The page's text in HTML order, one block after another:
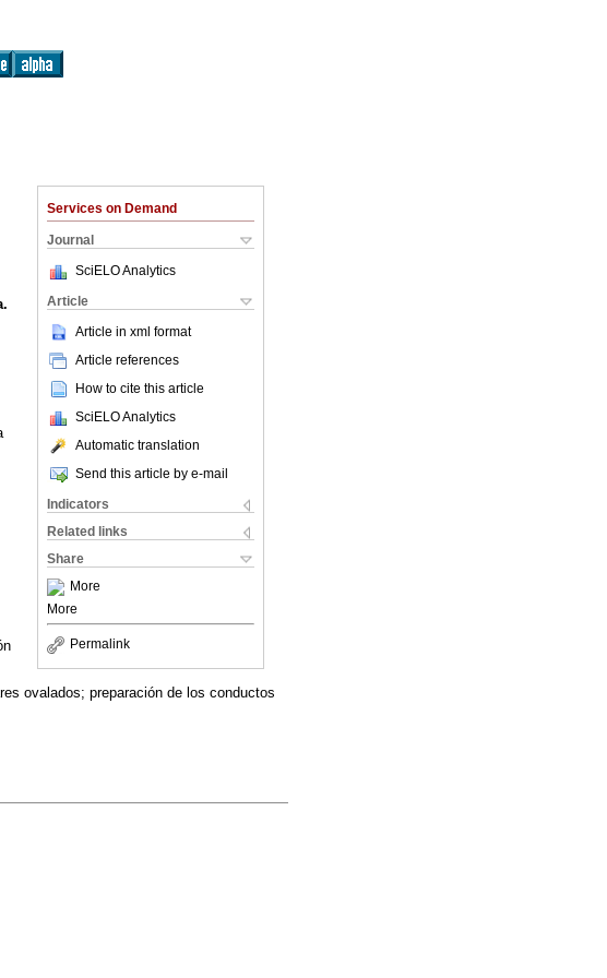
Services on Demand
Journal
SciELO Analytics
Article
Article in xml format
Article references
How to cite this article
SciELO Analytics
Automatic translation
Send this article by e-mail
Indicators
Related links
Share
More
More
Permalink
.
ovalados; preparación de los conductos